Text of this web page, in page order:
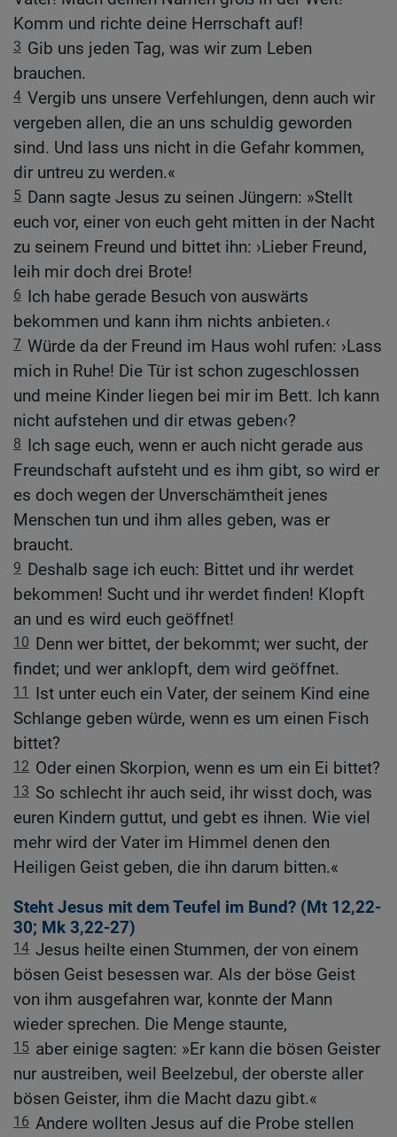
Komm und richte deine Herrschaft auf!
3 Gib uns jeden Tag, was wir zum Leben
brauchen.
4 Vergib uns unsere Verfehlungen, denn auch wir
vergeben allen, die an uns schuldig geworden
sind. Und lass uns nicht in die Gefahr kommen,
dir untreu zu werden.«
5 Dann sagte Jesus zu seinen Jüngern: »Stellt
euch vor, einer von euch geht mitten in der Nacht
zu seinem Freund und bittet ihn: ›Lieber Freund,
leih mir doch drei Brote!
6 Ich habe gerade Besuch von auswärts
bekommen und kann ihm nichts anbieten.‹
7 Würde da der Freund im Haus wohl rufen: ›Lass
mich in Ruhe! Die Tür ist schon zugeschlossen
und meine Kinder liegen bei mir im Bett. Ich kann
nicht aufstehen und dir etwas geben‹?
8 Ich sage euch, wenn er auch nicht gerade aus
Freundschaft aufsteht und es ihm gibt, so wird er
es doch wegen der Unverschämtheit jenes
Menschen tun und ihm alles geben, was er
braucht.
9 Deshalb sage ich euch: Bittet und ihr werdet
bekommen! Sucht und ihr werdet finden! Klopft
an und es wird euch geöffnet!
10 Denn wer bittet, der bekommt; wer sucht, der
findet; und wer anklopft, dem wird geöffnet.
11
Ist unter euch ein Vater, der seinem Kind eine
Schlange geben würde, wenn es um einen Fisch
bittet?
12 Oder einen Skorpion, wenn es um ein Ei bittet?
13 So schlecht ihr auch seid, ihr wisst doch, was
euren Kindern guttut, und gebt es ihnen. Wie viel
mehr wird der Vater im Himmel denen den
Heiligen Geist geben, die ihn darum bitten.«
Steht Jesus mit dem Teufel im Bund? (Mt 12,22-
30; Mk 3,22-27)
14 Jesus heilte einen Stummen, der von einem
bösen Geist besessen war. Als der böse Geist
von ihm ausgefahren war, konnte der Mann
wieder sprechen. Die Menge staunte,
15 aber einige sagten: »Er kann die bösen Geister
nur austreiben, weil Beelzebul, der oberste aller
bösen Geister, ihm die Macht dazu gibt.«
16 Andere wollten Jesus auf die Probe stellen